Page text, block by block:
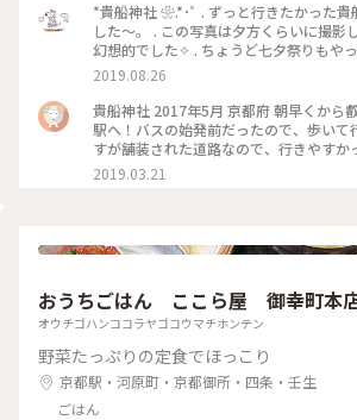
*貴船神社 ❀.*･ﾟ . ずっと行きたかった貴
した～。 . この写真は夕方くらいに撮影
幻想的でした✧︎ . ちょうど七夕祭りもや
夕がたくさんありました🎋✧̣̥̇ . #貴船神社 #神社巡
とき #夏旅2019
2019.08.26
貴船神社 2017年5月 京都府 朝早くから
駅へ！バスの始発前だったので、歩いて
すが舗装された道路なので、行きやすか
の少ないシーンとした空気を味わえたの
印ももらえて大満足でした☺️ 京都旅行
2019.03.21
おうちごはん ここら屋 御幸町本
オウチゴハンココラヤゴコウマチホンテン
野菜たっぷりの定食でほっこり
京都駅・河原町・京都御所・四条・壬生
ごはん